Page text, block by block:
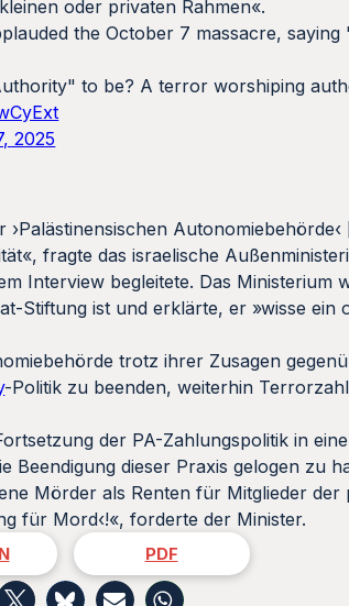
oder privaten Rahmen«.
the October 7 massacre,
to be? A terror worshiping
2025
Autonomiebehörde‹
fragte das israelische
Interview begleitete. Das Ministerium
Stiftung ist und erklärte, er »wisse ein
trotz ihrer Zusagen
-Politik zu beenden, weiterhin
der PA-Zahlungspolitik in
dieser Praxis gelogen zu
Mörder als Renten für Mitglieder der
für Mord‹!«, forderte der Minister.
PDF